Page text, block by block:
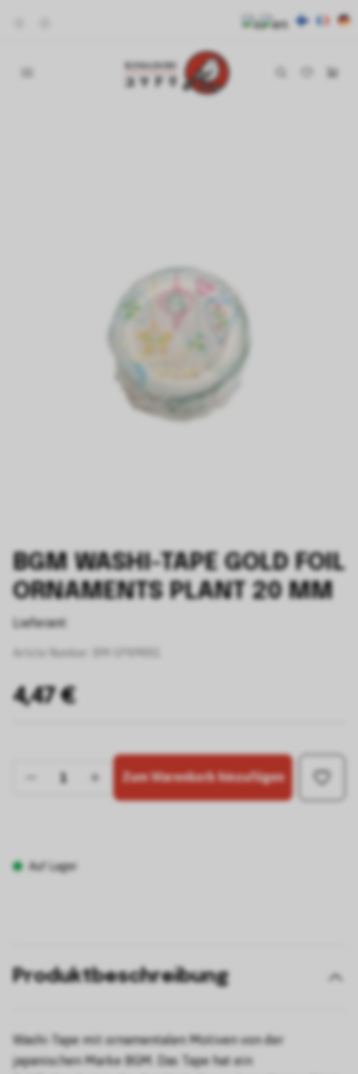
BGM WASHI-TAPE GOLD FOIL
ORNAMENTS PLANT 20 MM
Lieferant:
4,47 €
Zum Warenkorb hinzufügen
Auf Lager
Produktbeschreibung
Washi-Tape mit ornamentalen Motiven von der
japanischen Marke BGM. Das Tape hat ein